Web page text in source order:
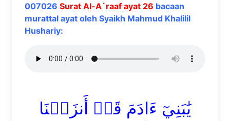
007026 Surat Al-A`raaf ayat 26 bacaan
murattal ayat oleh Syaikh Mahmud Khalilil
Hushariy:
يَٰبَنِيٓ ءَادَمَ قَدۡ أَنزَلۡنَا